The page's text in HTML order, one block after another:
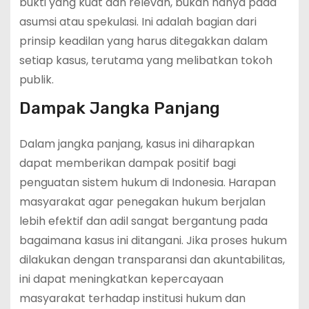
asumsi atau spekulasi. Ini adalah bagian dari
prinsip keadilan yang harus ditegakkan dalam
setiap kasus, terutama yang melibatkan tokoh
publik.
Dampak Jangka Panjang
Dalam jangka panjang, kasus ini diharapkan
dapat memberikan dampak positif bagi
penguatan sistem hukum di Indonesia. Harapan
masyarakat agar penegakan hukum berjalan
lebih efektif dan adil sangat bergantung pada
bagaimana kasus ini ditangani. Jika proses hukum
dilakukan dengan transparansi dan akuntabilitas,
ini dapat meningkatkan kepercayaan
masyarakat terhadap institusi hukum dan